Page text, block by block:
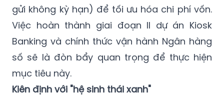
gửi không kỳ hạn) để tối ưu hóa chi phí vốn.
Việc hoàn thành giai đoạn II dự án Kiosk
Banking và chính thức vận hành Ngân hàng
số sẽ là đòn bẩy quan trọng để thực hiện
mục tiêu này.
Kiên định với "hệ sinh thái xanh"